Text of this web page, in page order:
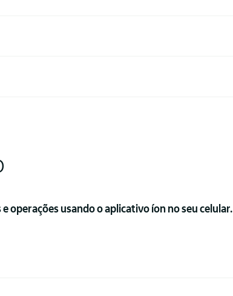
operações usando o aplicativo íon no seu celular.